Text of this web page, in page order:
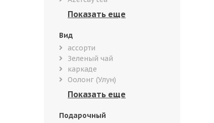
Вид
ассорти
Зеленый чай
каркаде
Оолонг (Улун)
Подарочный